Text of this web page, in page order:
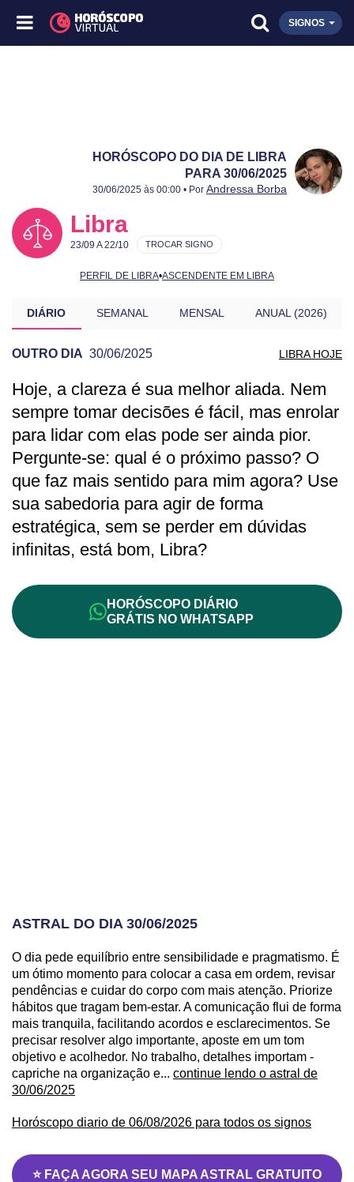
SIGNOS
HORÓSCOPO DO DIA DE LIBRA
PARA 30/06/2025
Publicado:
30/06/2025
Atualizado:
30/06/2025
30/06/2025 às 00:00 • Por Andressa Borba
Libra
23/09 A 22/10
PERFIL DE LIBRA•ASCENDENTE EM LIBRA
TROCAR SIGNO
DIÁRIO SEMANAL MENSAL ANUAL (2026)
OUTRO DIA 30/06/2025 LIBRA HOJE
PREVISÃO DE LIBRA PARA OUTRO DIA
Hoje, a clareza é sua melhor aliada. Nem
sempre tomar decisões é fácil, mas enrolar
para lidar com elas pode ser ainda pior.
Pergunte-se: qual é o próximo passo? O
que faz mais sentido para mim agora? Use
sua sabedoria para agir de forma
estratégica, sem se perder em dúvidas
infinitas, está bom, Libra?
HORÓSCOPO DIÁRIO
GRÁTIS NO WHATSAPP
ASTRAL DO DIA 30/06/2025
O dia pede equilíbrio entre sensibilidade e pragmatismo. É
um ótimo momento para colocar a casa em ordem, revisar
pendências e cuidar do corpo com mais atenção. Priorize
hábitos que tragam bem-estar. A comunicação flui de forma
mais tranquila, facilitando acordos e esclarecimentos. Se
precisar resolver algo importante, aposte em um tom
objetivo e acolhedor. No trabalho, detalhes importam -
capriche na organização e... continue lendo o astral de
30/06/2025
Horóscopo diario de 06/08/2026 para todos os signos
⭐ FAÇA AGORA SEU MAPA ASTRAL GRATUITO